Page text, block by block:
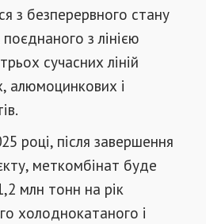
з безперервного стану
з лінією
сучасних ліній
алюмоцинкових і
році, після завершення
меткомбінат буде
млн тонн на рік
холоднокатаного і